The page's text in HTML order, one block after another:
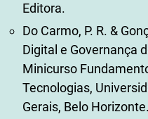
Editora.
Do Carmo, P. R. &
Digital e Governança
Minicurso
Tecnologias,
Gerais, Belo Horizonte.